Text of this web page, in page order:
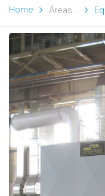
Home Áreas de Atividade